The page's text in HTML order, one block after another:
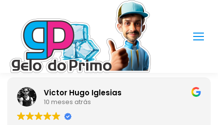
Hugo Iglesias
meses atrás